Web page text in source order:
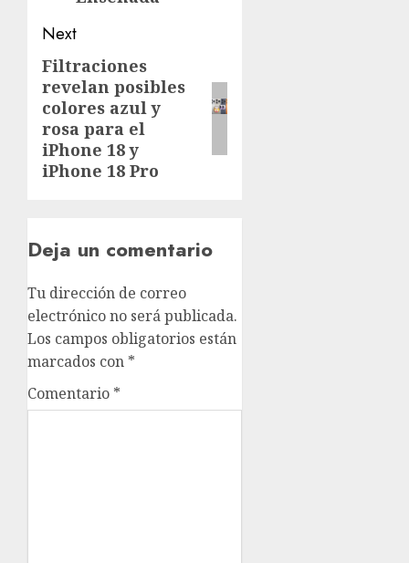
Next
Filtraciones
revelan posibles
colores azul y
rosa para el
iPhone 18 y
iPhone 18 Pro
Deja un comentario
Tu dirección de correo
electrónico no será publicada.
Los campos obligatorios están
marcados con *
Comentario *